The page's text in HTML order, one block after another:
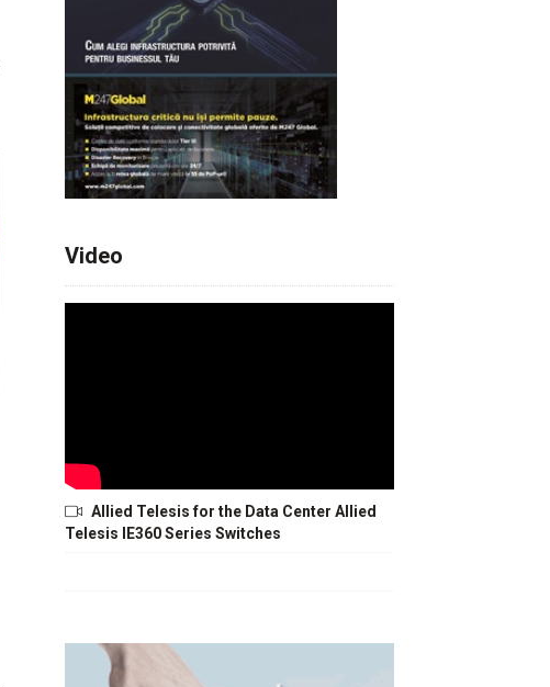
Video
Allied Telesis for the Data Center Allied
Telesis IE360 Series Switches